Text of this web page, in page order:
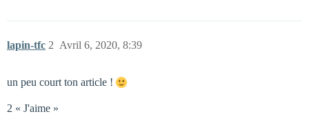
lapin-tfc Avril 6, 2020, 8:39
2
un peu court ton article !
2 « J'aime »